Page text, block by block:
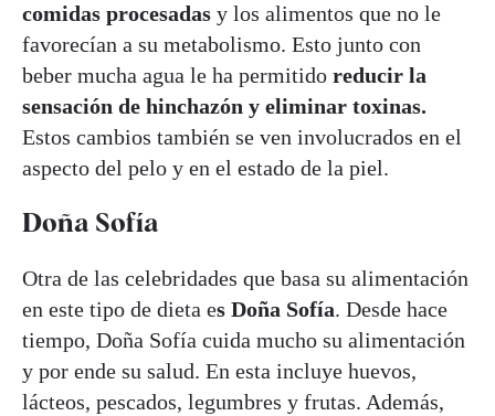
comidas procesadas y los alimentos que no le
favorecían a su metabolismo. Esto junto con
beber mucha agua le ha permitido reducir la
sensación de hinchazón y eliminar toxinas.
Estos cambios también se ven involucrados en el
aspecto del pelo y en el estado de la piel.
Doña Sofía
Otra de las celebridades que basa su alimentación
en este tipo de dieta es Doña Sofía. Desde hace
tiempo, Doña Sofía cuida mucho su alimentación
y por ende su salud. En esta incluye huevos,
lácteos, pescados, legumbres y frutas. Además,